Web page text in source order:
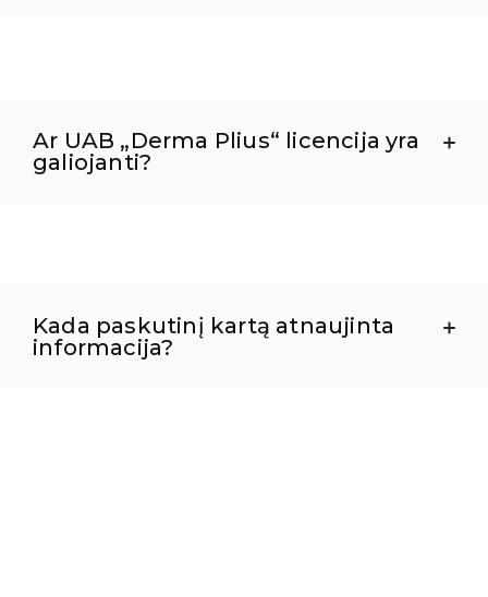
Ar UAB „Derma Plius“ licencija yra
galiojanti?
Kada paskutinį kartą atnaujinta
informacija?